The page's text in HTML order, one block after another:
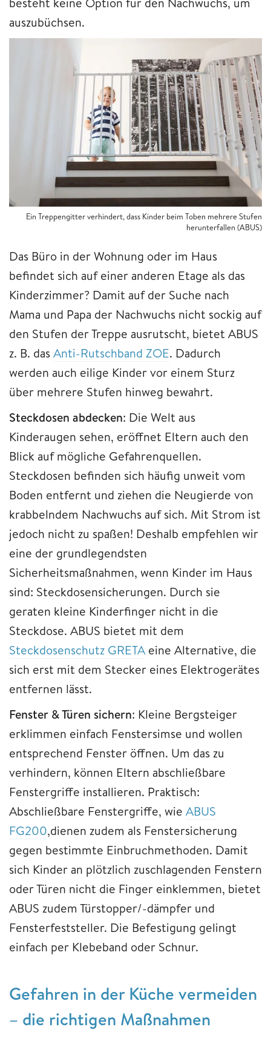
auszubüchsen.
Ein Treppengitter verhindert, dass Kinder beim Toben mehrere Stufen
herunterfallen (ABUS)
Das Büro in der Wohnung oder im Haus
befindet sich auf einer anderen Etage als das
Kinderzimmer? Damit auf der Suche nach
Mama und Papa der Nachwuchs nicht sockig auf
den Stufen der Treppe ausrutscht, bietet ABUS
z. B. dasAnti-Rutschband ZOE. Dadurch
werden auch eilige Kinder vor einem Sturz
über mehrere Stufen hinweg bewahrt.
Steckdosen abdecken: Die Welt aus
Kinderaugen sehen, eröffnet Eltern auch den
Blick auf mögliche Gefahrenquellen.
Steckdosen befinden sich häufig unweit vom
Boden entfernt und ziehen die Neugierde von
krabbelndem Nachwuchs auf sich. Mit Strom ist
jedoch nicht zu spaßen! Deshalb empfehlen wir
eine der grundlegendsten
Sicherheitsmaßnahmen, wenn Kinder im Haus
sind: Steckdosensicherungen. Durch sie
geraten kleine Kinderfinger nicht in die
Steckdose. ABUS bietet mit dem
Steckdosenschutz GRETA eine Alternative, die
sich erst mit dem Stecker eines Elektrogerätes
entfernen lässt.
Fenster & Türen sichern: Kleine Bergsteiger
erklimmen einfach Fenstersimse und wollen
entsprechend Fenster öffnen. Um das zu
verhindern, können Eltern abschließbare
Fenstergriffe installieren. Praktisch:
Abschließbare Fenstergriffe, wie ABUS
FG200,dienen zudem als Fenstersicherung
gegen bestimmte Einbruchmethoden. Damit
sich Kinder an plötzlich zuschlagenden Fenstern
oder Türen nicht die Finger einklemmen, bietet
ABUS zudem Türstopper/-dämpfer und
Fensterfeststeller. Die Befestigung gelingt
einfach per Klebeband oder Schnur.
Gefahren in der Küche vermeiden
– die richtigen Maßnahmen